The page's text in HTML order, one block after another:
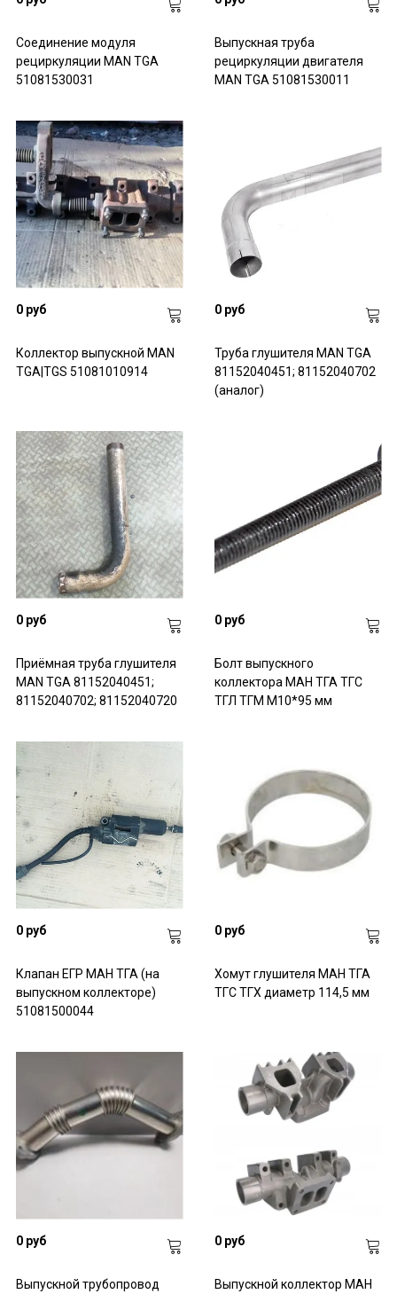
Соединение модуля
рециркуляции MAN TGA
51081530031
Выпускная труба
рециркуляции двигателя
MAN TGA 51081530011
0 руб
Коллектор выпускной MAN
TGA|TGS 51081010914
0 руб
Труба глушителя MAN TGA
81152040451; 81152040702
(аналог)
0 руб
Приёмная труба глушителя
MAN TGA 81152040451;
81152040702; 81152040720
0 руб
Болт выпускного
коллектора МАН ТГА ТГС
ТГЛ ТГМ M10*95 мм
0 руб
Клапан ЕГР МАН ТГА (на
выпускном коллекторе)
51081500044
0 руб
Хомут глушителя МАН ТГА
ТГС ТГХ диаметр 114,5 мм
0 руб
Выпускной трубопровод
0 руб
Выпускной коллектор МАН